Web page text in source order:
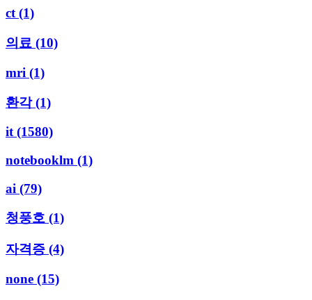
ct(1)
의료 (10)
mri (1)
환각(1)
it(1580)
notebooklm (1)
ai (79)
청풍호 (1)
자격증 (4)
none (15)